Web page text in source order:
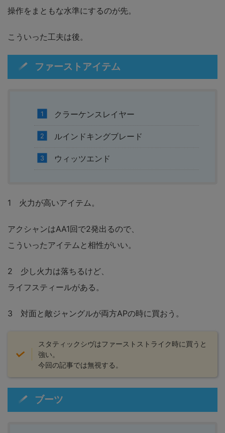
操作をまともな水準にするのが先。
こういった工夫は後。
ファーストアイテム
クラーケンスレイヤー
ルインドキングブレード
ウィッツエンド
1 火力が高いアイテム。
アクシャンはAA1回で2発出るので、
こういったアイテムと相性がいい。
2 少し火力は落ちるけど、
ライフスティールがある。
3 対面と敵ジャングルが両方APの時に買おう。
スタティックシヴはファーストストライク時に買うと
強い。
今回の記事では無視する。
ブーツ